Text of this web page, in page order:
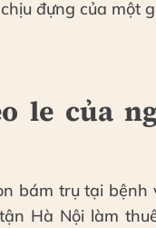
đựng của một
le của
bám trụ tại
Hà Nội làm